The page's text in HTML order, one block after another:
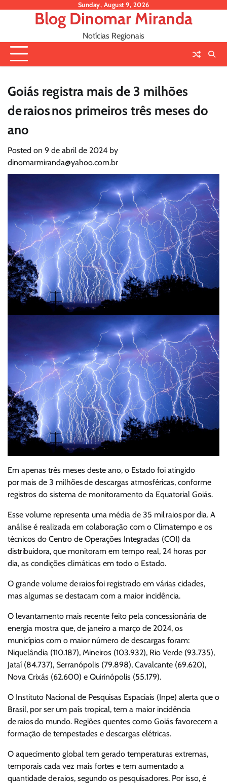
Sunday, August 9, 2026
Blog Dinomar Miranda
Notícias Regionais
Goiás registra mais de 3 milhões
de raios nos primeiros três meses do
ano
Posted on 9 de abril de 2024 by
dinomarmiranda@yahoo.com.br
Em apenas três meses deste ano, o Estado foi atingido
por mais de 3 milhões de descargas atmosféricas, conforme
registros do sistema de monitoramento da Equatorial Goiás.
Esse volume representa uma média de 35 mil raios por dia. A
análise é realizada em colaboração com o Climatempo e os
técnicos do Centro de Operações Integradas (COI) da
distribuidora, que monitoram em tempo real, 24 horas por
dia, as condições climáticas em todo o Estado.
O grande volume de raios foi registrado em várias cidades,
mas algumas se destacam com a maior incidência.
O levantamento mais recente feito pela concessionária de
energia mostra que, de janeiro a março de 2024, os
municípios com o maior número de descargas foram:
Niquelândia (110.187), Mineiros (103.932), Rio Verde (93.735),
Jataí (84.737), Serranópolis (79.898), Cavalcante (69.620),
Nova Crixás (62.600) e Quirinópolis (55.179).
O Instituto Nacional de Pesquisas Espaciais (Inpe) alerta que o
Brasil, por ser um país tropical, tem a maior incidência
de raios do mundo. Regiões quentes como Goiás favorecem a
formação de tempestades e descargas elétricas.
O aquecimento global tem gerado temperaturas extremas,
temporais cada vez mais fortes e tem aumentado a
quantidade de raios, segundo os pesquisadores. Por isso, é